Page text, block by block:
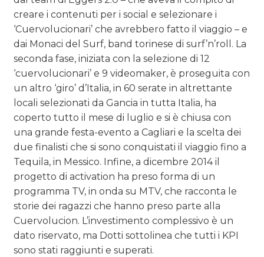
creare i contenuti per i social e selezionare i
‘Cuervolucionari’ che avrebbero fatto il viaggio – e
dai Monaci del Surf, band torinese di surf’n’roll. La
seconda fase, iniziata con la selezione di 12
‘cuervolucionari’ e 9 videomaker, è proseguita con
un altro ‘giro’ d’Italia, in 60 serate in altrettante
locali selezionati da Gancia in tutta Italia, ha
coperto tutto il mese di luglio e si è chiusa con
una grande festa-evento a Cagliari e la scelta dei
due finalisti che si sono conquistati il viaggio fino a
Tequila, in Messico. Infine, a dicembre 2014 il
progetto di activation ha preso forma di un
programma TV, in onda su MTV, che racconta le
storie dei ragazzi che hanno preso parte alla
Cuervolucion. L’investimento complessivo è un
dato riservato, ma Dotti sottolinea che tutti i KPI
sono stati raggiunti e superati.